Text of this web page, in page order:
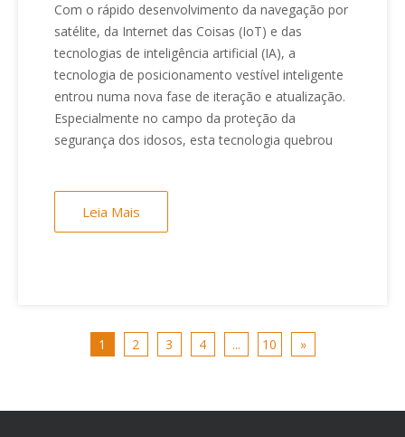
vestíveis: capacitando a
segurança dos idosos na nova
era
Com o rápido desenvolvimento da navegação por
satélite, da Internet das Coisas (IoT) e das
tecnologias de inteligência artificial (IA), a
tecnologia de posicionamento vestível inteligente
entrou numa nova fase de iteração e atualização.
Especialmente no campo da proteção da
segurança dos idosos, esta tecnologia quebrou
Leia Mais
1 2 3 4 ... 10 »